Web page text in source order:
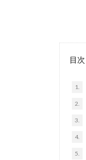
目次
1.
2.
3.
4.
5.